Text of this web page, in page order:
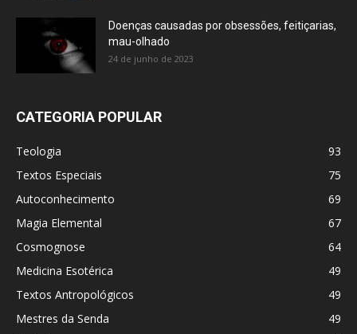
Doenças causadas por obsessões, feitiçarias,
mau-olhado
24 de junho de 2023
CATEGORIA POPULAR
Teologia
93
Textos Especiais
75
Autoconhecimento
69
Magia Elemental
67
Cosmognose
64
Medicina Esotérica
49
Textos Antropológicos
49
Mestres da Senda
49